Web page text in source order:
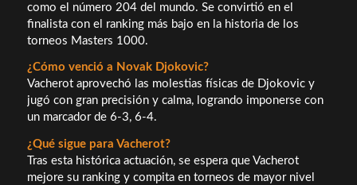
como el número 204 del mundo. Se convirtió en el
finalista con el ranking más bajo en la historia de los
torneos Masters 1000.
¿Cómo venció a Novak Djokovic?
Vacherot aprovechó las molestias físicas de Djokovic y
jugó con gran precisión y calma, logrando imponerse con
un marcador de 6-3, 6-4.
¿Qué sigue para Vacherot?
Tras esta histórica actuación, se espera que Vacherot
mejore su ranking y compita en torneos de mayor nivel